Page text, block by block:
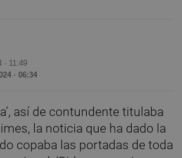
· 11:49
· 06:34
así de contundente titulaba
la noticia que ha dado la
copaba las portadas de toda